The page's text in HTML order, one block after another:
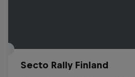
Secto Rally Finland